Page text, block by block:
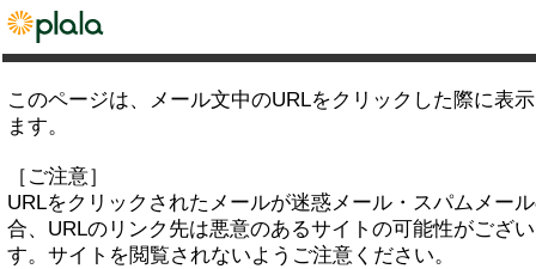
このページは、メール文中のURLをクリックした際に表
ます。
［ご注意］
URLをクリックされたメールが迷惑メール・スパムメー
合、URLのリンク先は悪意のあるサイトの可能性がござ
す。サイトを閲覧されないようご注意ください。